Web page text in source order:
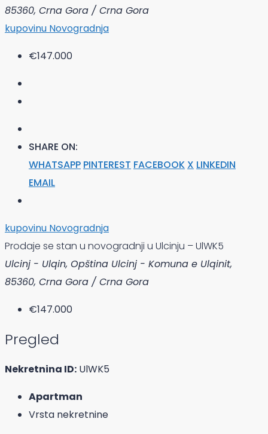
85360, Crna Gora / Crna Gora
kupovinu Novogradnja
€147.000
SHARE ON:
WHATSAPP PINTEREST FACEBOOK X LINKEDIN
EMAIL
kupovinu Novogradnja
Prodaje se stan u novogradnji u Ulcinju – UlWK5
Ulcinj - Ulqin, Opština Ulcinj - Komuna e Ulqinit,
85360, Crna Gora / Crna Gora
€147.000
Pregled
Nekretnina ID: UlWK5
Apartman
Vrsta nekretnine